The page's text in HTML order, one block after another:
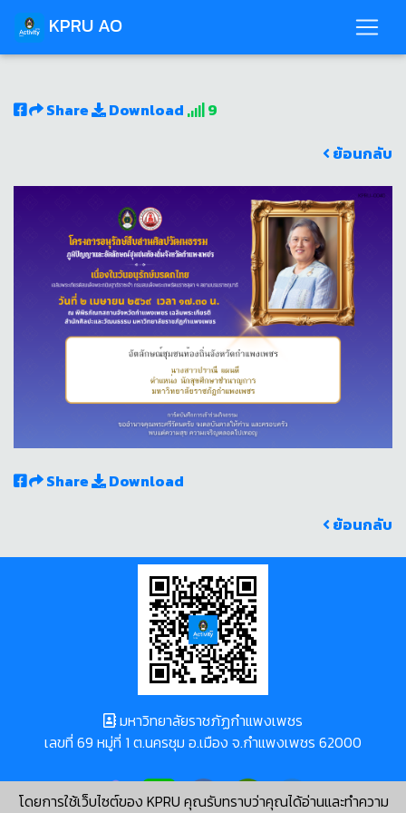
KPRU AO
Share Download
9
ย้อนกลับ
Share
Download
ย้อนกลับ
โดยการใช้เว็บไซต์ของ KPRU คุณรับทราบว่าคุณได้อ่านและทำความ
มหาวิทยาลัยราชภัฏกำแพงเพชร
เลขที่ 69 หมู่ที่ 1 ต.นครชุม อ.เมือง จ.กำแพงเพชร 62000